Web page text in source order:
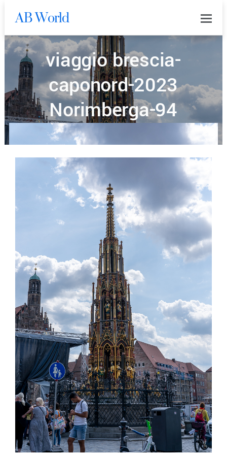
AB World
viaggio brescia-
caponord-2023
Norimberga-94